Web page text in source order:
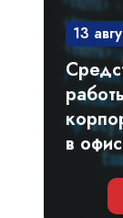
платформы
для
офисе
13
в